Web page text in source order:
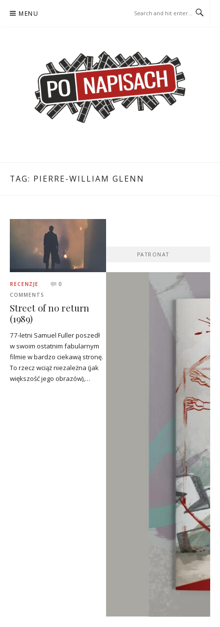
MENU
TAG: PIERRE-WILLIAM GLENN
RECENZJE
0
COMMENTS
Street of no return
(1989)
77-letni Samuel Fuller poszedł
w swoim ostatnim fabularnym
filmie w bardzo ciekawą stronę.
To rzecz wciąż niezależna (jak
większość jego obrazów),…
PATRONAT